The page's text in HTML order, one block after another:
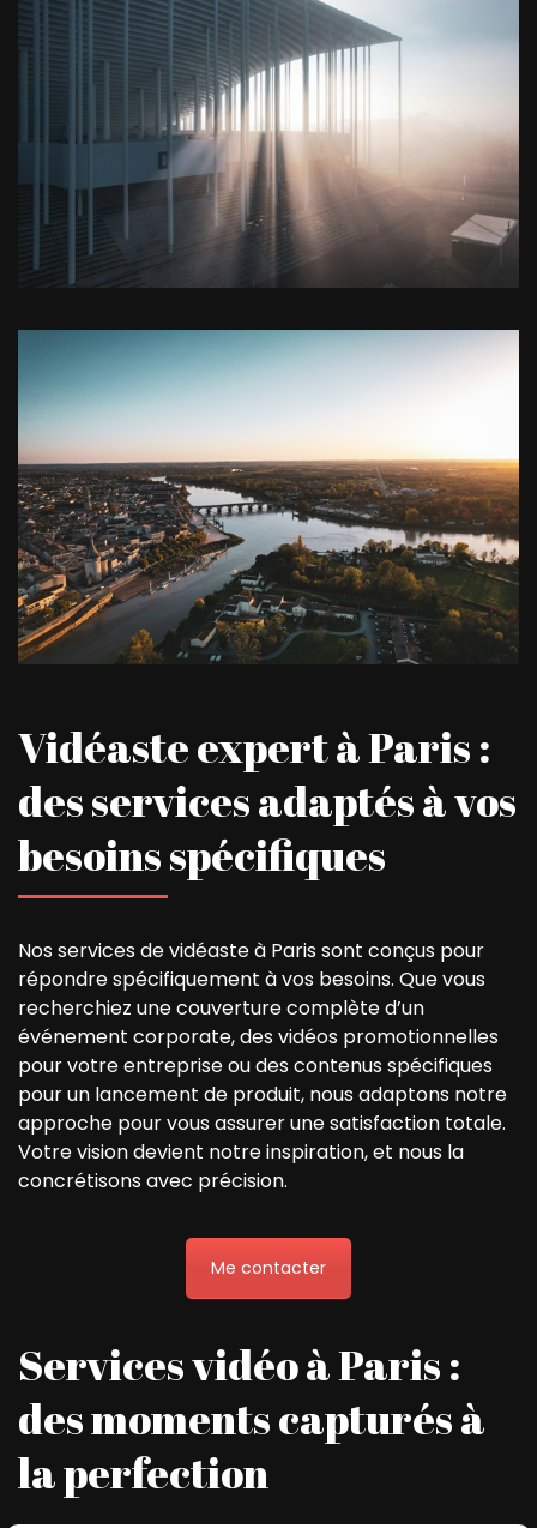
Vidéaste expert à Paris :
des services adaptés à vos
besoins spécifiques
Nos services de vidéaste à Paris sont conçus pour
répondre spécifiquement à vos besoins. Que vous
recherchiez une couverture complète d’un
événement corporate, des vidéos promotionnelles
pour votre entreprise ou des contenus spécifiques
pour un lancement de produit, nous adaptons notre
approche pour vous assurer une satisfaction totale.
Votre vision devient notre inspiration, et nous la
concrétisons avec précision.
Me contacter
Services vidéo à Paris :
des moments capturés à
la perfection